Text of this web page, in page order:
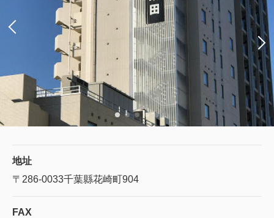
地址
〒286-0033千葉縣花崎町904
FAX